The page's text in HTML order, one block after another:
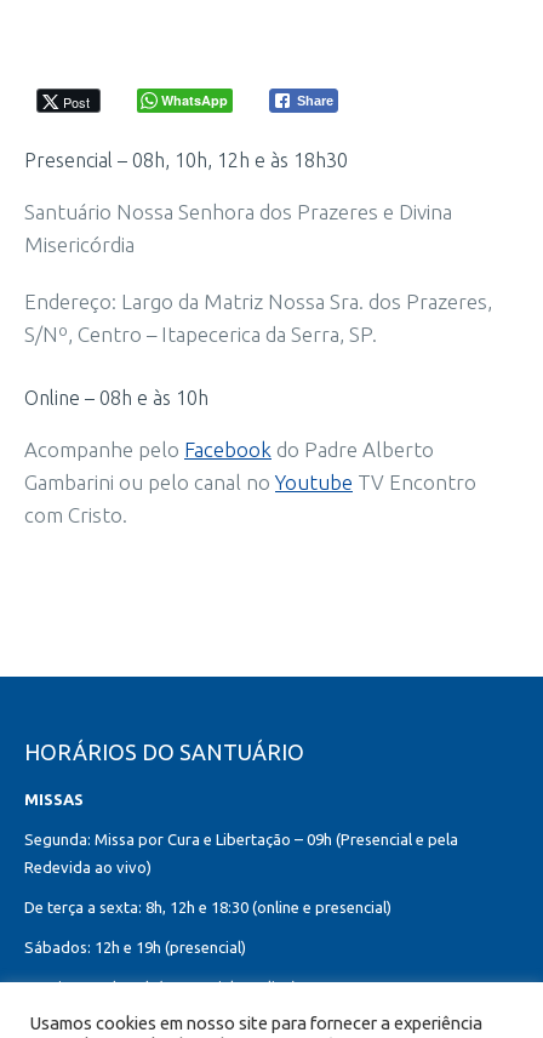
Post WhatsApp Share
Presencial – 08h, 10h, 12h e às 18h30
Santuário Nossa Senhora dos Prazeres e Divina
Misericórdia
Endereço: Largo da Matriz Nossa Sra. dos Prazeres,
S/Nº, Centro – Itapecerica da Serra, SP.
Online – 08h e às 10h
Acompanhe pelo Facebook do Padre Alberto
Gambarini ou pelo canal no Youtube TV Encontro
com Cristo.
HORÁRIOS DO SANTUÁRIO
MISSAS
Segunda: Missa por Cura e Libertação – 09h (Presencial e pela
Redevida ao vivo)
De terça a sexta: 8h, 12h e 18:30 (online e presencial)
Sábados: 12h e 19h (presencial)
Domingos: 8h, 10h (presencial e online)
12h, 18h30 (presencial)
Usamos cookies em nosso site para fornecer a experiência